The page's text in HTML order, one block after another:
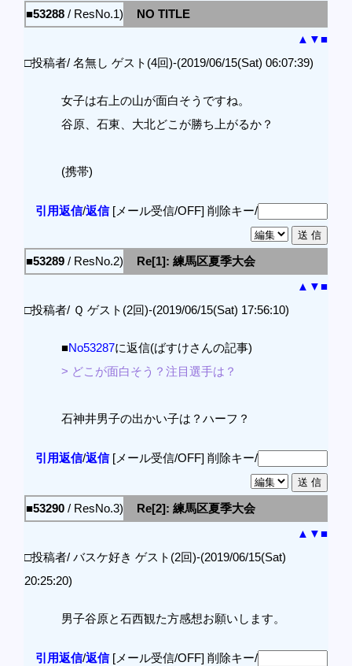
■53288 / ResNo.1)
NO TITLE
▲ ▼■
□投稿者/ 名無し ゲスト(4回)-(2019/06/15(Sat) 06:07:39)
女子は右上の山が面白そうですね。
谷原、石東、大北どこが勝ち上がるか？
(携帯)
引用返信/返信[メール受信/OFF] 削除キー/
■53289 / ResNo.2)
Re[1]: 練馬区夏季大会
▲ ▼■
□投稿者/ Ｑ ゲスト(2回)-(2019/06/15(Sat) 17:56:10)
■No53287に返信(ばすけさんの記事)
> どこが面白そう？注目選手は？
石神井男子の出かい子は？ハーフ？
引用返信/返信[メール受信/OFF] 削除キー/
■53290 / ResNo.3)
Re[2]: 練馬区夏季大会
▲ ▼■
□投稿者/ バスケ好き ゲスト(2回)-(2019/06/15(Sat)
20:25:20)
男子谷原と石西観た方感想お願いします。
引用返信/返信[メール受信/OFF] 削除キー/